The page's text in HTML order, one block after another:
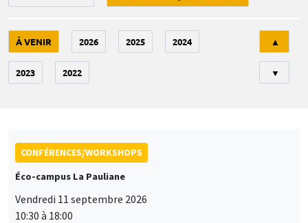
À VENIR 2026 2025 2024
2023 2022
▲
▼
CONFÉRENCES/WORKSHOPS
Éco-campus La Pauliane
Vendredi 11 septembre 2026
10:30 à 18:00